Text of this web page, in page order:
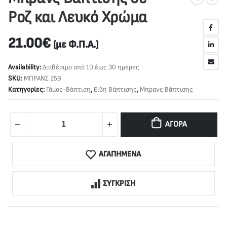
Ροζ και Λευκό Χρώμα
21.00€ (με Φ.Π.Α.)
Availability:Διαθέσιμο από 10 έως 30 ημέρες
SKU: ΜΠΡΑΝΣ 259
Κατηγορίες: Γάμος-Βάπτιση, Είδη Βάπτισης, Μπρανς Βάπτισης
ΑΓΟΡΆ
ΑΓΑΠΗΜΕΝΑ
ΣΥΓΚΡΙΣΗ